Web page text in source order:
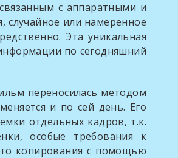
с аппаратными и
случайное или намеренное
Эта уникальная
по сегодняшний
переносилась методом
и по сей день. Его
отдельных кадров, т.к.
особые требования к
копирования с помощью